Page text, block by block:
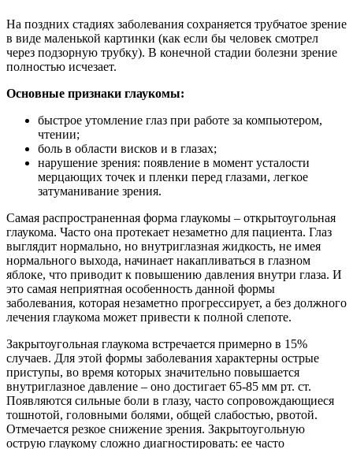
На поздних стадиях заболевания сохраняется трубчатое зрение
в виде маленькой картинки (как если бы человек смотрел
через подзорную трубку). В конечной стадии болезни зрение
полностью исчезает.
Основные признаки глаукомы:
быстрое утомление глаз при работе за компьютером,
чтении;
боль в области висков и в глазах;
нарушение зрения: появление в момент усталости
мерцающих точек и пленки перед глазами, легкое
затуманивание зрения.
Самая распространенная форма глаукомы – открытоугольная
глаукома. Часто она протекает незаметно для пациента. Глаз
выглядит нормально, но внутриглазная жидкость, не имея
нормального выхода, начинает накапливаться в глазном
яблоке, что приводит к повышению давления внутри глаза. И
это самая неприятная особенность данной формы
заболевания, которая незаметно прогрессирует, а без должного
лечения глаукома может привести к полной слепоте.
Закрытоугольная глаукома встречается примерно в 15%
случаев. Для этой формы заболевания характерны острые
приступы, во время которых значительно повышается
внутриглазное давление – оно достигает 65-85 мм рт. ст.
Появляются сильные боли в глазу, часто сопровождающиеся
тошнотой, головными болями, общей слабостью, рвотой.
Отмечается резкое снижение зрения. Закрытоугольную
острую глаукому сложно диагностировать: ее часто